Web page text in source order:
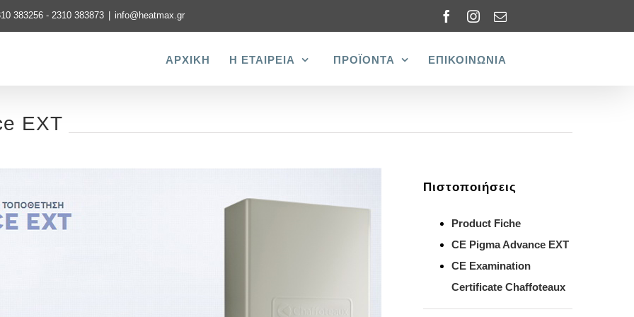
383256 - 2310 383873 info@heatmax.gr FacebookInstagram
Email
ΑΡΧΙΚΗ Η ΕΤΑΙΡΕΙΑ ΠΡΟΪΟΝΤΑ ΕΠΙΚΟΙΝΩΝΙΑ
EXT
Πιστοποιήσεις
Product Fiche
CE Pigma Advance EXT
CE Examination
Certificate Chaffoteaux